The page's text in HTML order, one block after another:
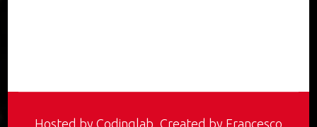
Hosted by Codinglab , Created by Francesco